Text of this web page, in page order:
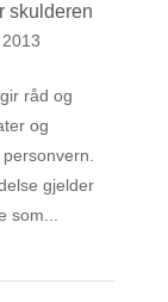
skulderen
råd og
og
gjelder